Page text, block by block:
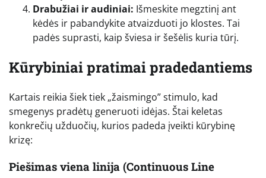
Drabužiai ir audiniai: Išmeskite megztinį ant
kėdės ir pabandykite atvaizduoti jo klostes. Tai
padės suprasti, kaip šviesa ir šešėlis kuria tūrį.
Kūrybiniai pratimai pradedantiems
Kartais reikia šiek tiek „žaismingo” stimulo, kad
smegenys pradėtų generuoti idėjas. Štai keletas
konkrečių užduočių, kurios padeda įveikti kūrybinę
krizę:
Piešimas viena linija (Continuous Line